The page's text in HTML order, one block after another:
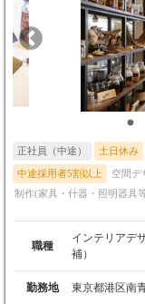
量： 部分的な工事管理ではなく、プロジェクトの全体像（お金・
人・時間）を
正社員（中途） 土日休み
中途採用者5割以上 空間デ
制作(家具・什器・照明器具
職種
インテリアデ
補）
勤務地 東京都港区南